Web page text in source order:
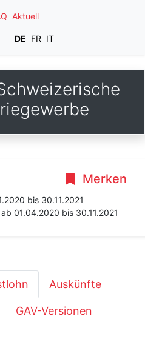
Aktuell
DE FR IT
Merken
bis 30.11.2021
ab 01.04.2020 bis 30.11.2021
Auskünfte
GAV-Versionen